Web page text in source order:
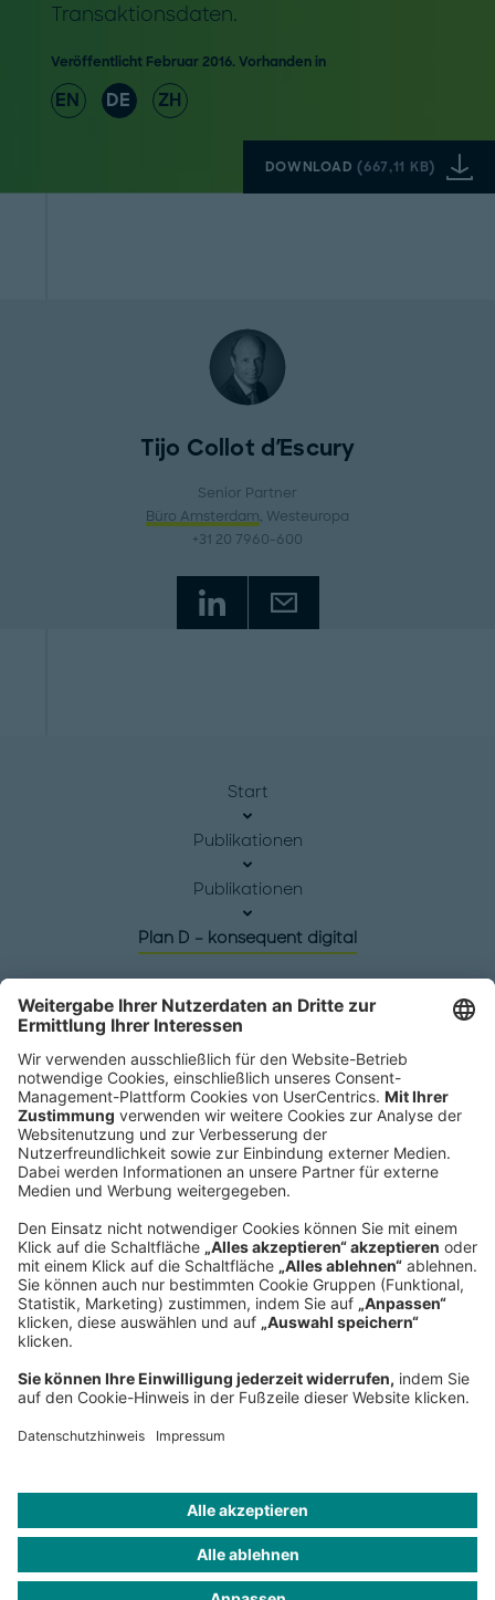
Transaktionsdaten.
Veröffentlicht Februar 2016. Vorhanden in
EN DE ZH
DOWNLOAD(667,11 KB)
Tijo Collot d'Escury
Senior Partner
Büro Amsterdam, Westeuropa
+31 20 7960-600
Start
Publikationen
Publikationen
Plan D – konsequent digital
Hauptsitz
Roland Berger GmbH
Sederanger 1
80538 München
Deutschland
Fax:
+49 89 9230-8202
Mail:
Senden Sie eine Nachricht
NEWSROOM
IMPRESSUM
HILFE
DATENSCHUTZ
COOKIES